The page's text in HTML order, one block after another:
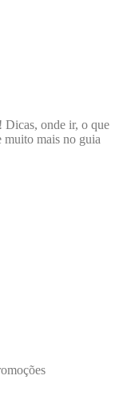
onde ir, o que
muito mais no guia